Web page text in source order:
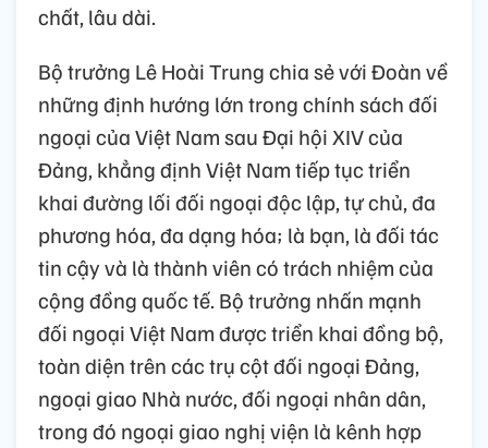
chất, lâu dài.
Bộ trưởng Lê Hoài Trung chia sẻ với Đoàn về
những định hướng lớn trong chính sách đối
ngoại của Việt Nam sau Đại hội XIV của
Đảng, khẳng định Việt Nam tiếp tục triển
khai đường lối đối ngoại độc lập, tự chủ, đa
phương hóa, đa dạng hóa; là bạn, là đối tác
tin cậy và là thành viên có trách nhiệm của
cộng đồng quốc tế. Bộ trưởng nhấn mạnh
đối ngoại Việt Nam được triển khai đồng bộ,
toàn diện trên các trụ cột đối ngoại Đảng,
ngoại giao Nhà nước, đối ngoại nhân dân,
trong đó ngoại giao nghị viện là kênh hợp